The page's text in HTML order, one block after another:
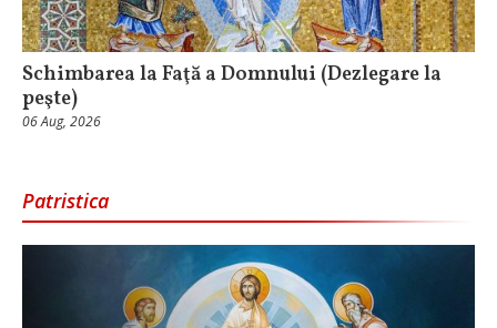
Schimbarea la Faţă a Domnului (Dezlegare la
peşte)
06 Aug, 2026
Patristica